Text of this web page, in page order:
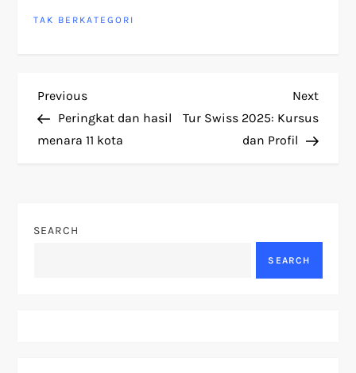
TAK BERKATEGORI
P
o
Previous
Post
Previous
Peringkat dan hasil
menara 11 kota
Next
Post
Next
Tur Swiss 2025: Kursus
dan Profil
SEARCH
SEARCH